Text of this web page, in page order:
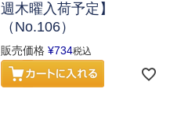
週木曜入荷予定】
（No.106）
販売価格 ¥734税込